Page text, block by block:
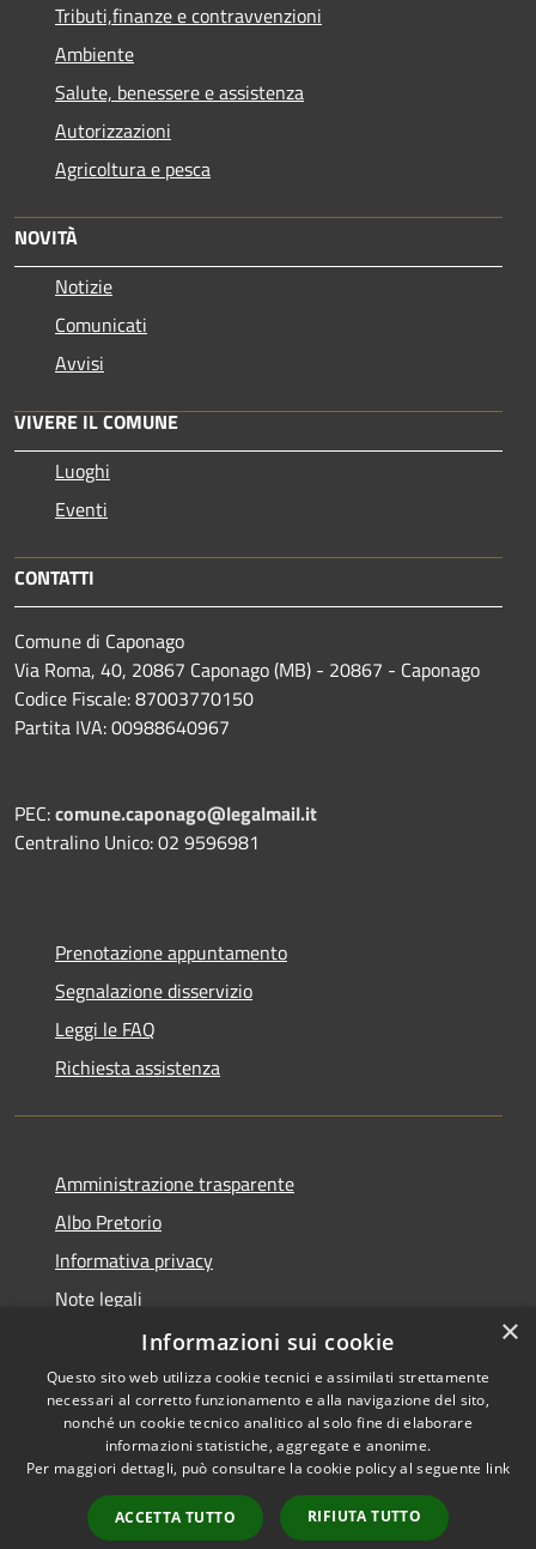
Tributi,finanze e contravvenzioni
Ambiente
Salute, benessere e assistenza
Autorizzazioni
Agricoltura e pesca
NOVITÀ
Notizie
Comunicati
Avvisi
VIVERE IL COMUNE
Luoghi
Eventi
CONTATTI
Comune di Caponago
Via Roma, 40, 20867 Caponago (MB) - 20867 - Caponago
Codice Fiscale: 87003770150
Partita IVA: 00988640967
PEC:comune.caponago@legalmail.it
Centralino Unico: 02 9596981
Prenotazione appuntamento
Segnalazione disservizio
Leggi le FAQ
Richiesta assistenza
Amministrazione trasparente
Albo Pretorio
Informativa privacy
Note legali
Dichiarazione di accessibilità
RSS
Accessibilità
Copyright © 2026 • Comune di
Municipium•
Accesso
×
Informazioni sui cookie
Questo sito web utilizza cookie tecnici e assimilati strettamente
necessari al corretto funzionamento e alla navigazione del sito,
nonché un cookie tecnico analitico al solo fine di elaborare
informazioni statistiche, aggregate e anonime.
Per maggiori dettagli, può consultare la cookie policy al seguente link
ACCETTA TUTTO RIFIUTA TUTTO